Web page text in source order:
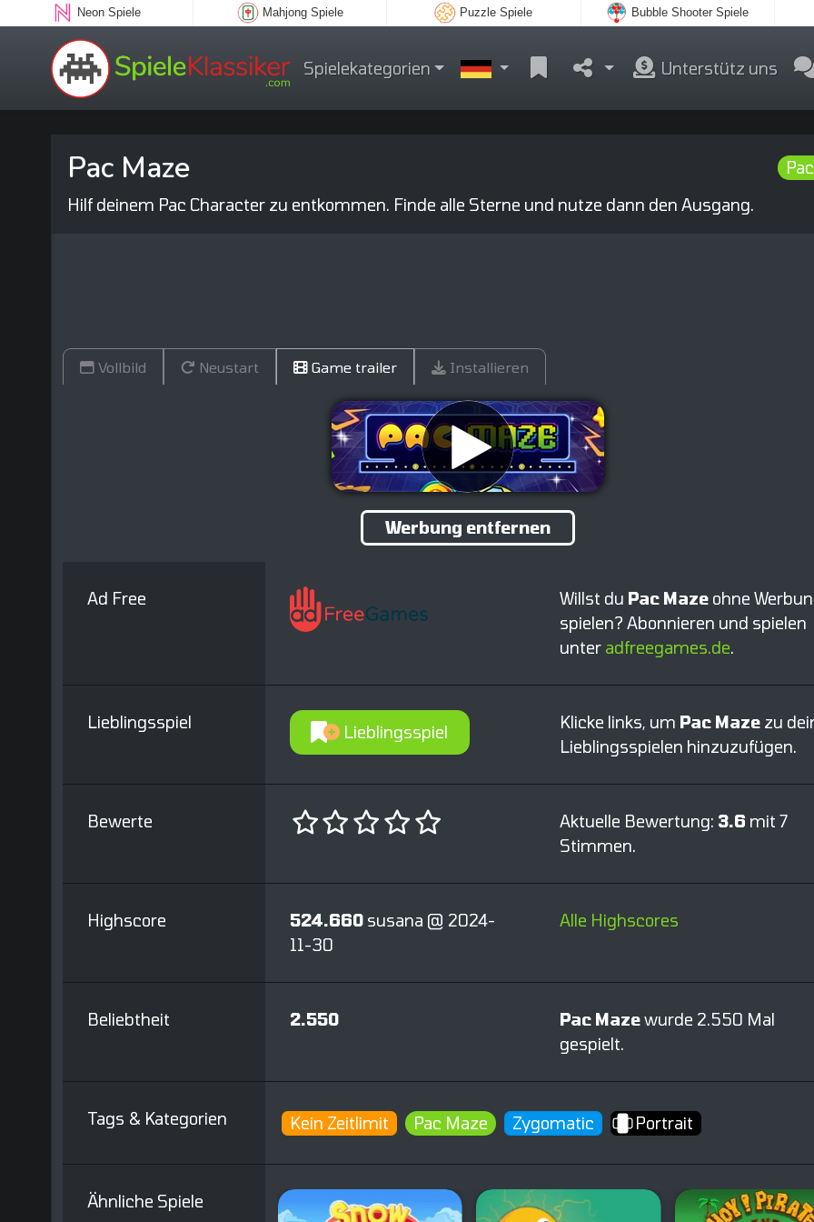
Neon Spiele Mahjong Spiele Puzzle Spiele Bubble Shooter Spiele
Spielekategorien Unterstütz uns
Pac Maze
Hilf deinem Pac Character zu entkommen. Finde alle Sterne und nutze dann den Ausgang.
Vollbild Neustart Game trailer Installieren
Werbung entfernen
Ad Free Willst du Pac Mazeohne
spielen? Abonnieren und spielen
unter adfreegames.de.
Lieblingsspiel
Lieblingsspiel
Klicke links, um Pac Mazezu
Lieblingsspielen hinzuzufügen.
Bewerte Aktuelle Bewertung: 3.6 mit 7
Stimmen.
Highscore 524.660susana @ 2024-
11-30
Alle Highscores
Beliebtheit 2.550 Pac Mazewurde 2.550 Mal
gespielt.
Tags & Kategorien Kein Zeitlimit Pac Maze Zygomatic Portrait
Ähnliche Spiele